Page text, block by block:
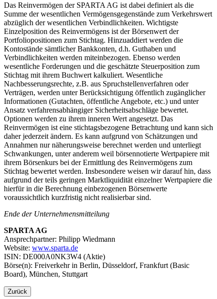
Das Reinvermögen der SPARTA AG ist dabei definiert als die
Summe der wesentlichen Vermögensgegenstände zum Verkehrswert
abzüglich der wesentlichen Verbindlichkeiten. Wichtigste
Einzelposition des Reinvermögens ist der Börsenwert der
Portfoliopositionen zum Stichtag. Hinzuaddiert werden die
Kontostände sämtlicher Bankkonten, d.h. Guthaben und
Verbindlichkeiten werden miteinbezogen. Ebenso werden
wesentliche Forderungen und die geschätzte Steuerposition zum
Stichtag mit ihrem Buchwert kalkuliert. Wesentliche
Nachbesserungsrechte, z.B. aus Spruchstellenverfahren oder
Verträgen, werden unter Berücksichtigung öffentlich zugänglicher
Informationen (Gutachten, öffentliche Angebote, etc.) und unter
Ansatz verfahrensabhängiger Sicherheitsabschläge bewertet.
Optionen werden zu ihrem inneren Wert angesetzt. Das
Reinvermögen ist eine stichtagsbezogene Betrachtung und kann sich
daher jederzeit ändern. Es kann aufgrund von Schätzungen und
Annahmen nur näherungsweise berechnet werden und unterliegt
Schwankungen, unter anderem weil börsennotierte Wertpapiere mit
ihrem Börsenkurs bei der Ermittlung des Reinvermögens zum
Stichtag bewertet werden. Insbesondere weisen wir darauf hin, dass
aufgrund der teils geringen Marktliquidität einzelner Wertpapiere die
hierfür in die Berechnung einbezogenen Börsenwerte
voraussichtlich kurzfristig nicht realisierbar sind.
Ende der Unternehmensmitteilung
SPARTA AG
Ansprechpartner: Philipp Wiedmann
Website: www.sparta.de
ISIN: DE000A0NK3W4 (Aktie)
Börse(n): Freiverkehr in Berlin, Düsseldorf, Frankfurt (Basic
Board), München, Stuttgart
Zurück